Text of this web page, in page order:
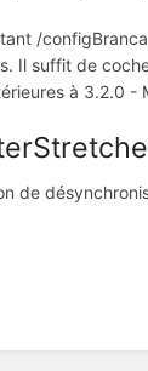
/
Il suffit de
à 3.2.0 -
de